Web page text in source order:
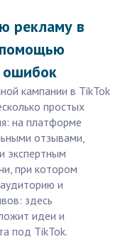
рекламу в
помощью
ошибок
кампании в TikTok
простых
на платформе
отзывами,
экспертным
при котором
и
здесь
идеи и
под TikTok.